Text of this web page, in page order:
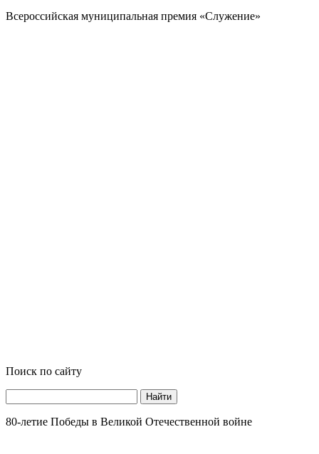
Всероссийская муниципальная премия «Служение»
Поиск по сайту
Найти
80-летие Победы в Великой Отечественной войне